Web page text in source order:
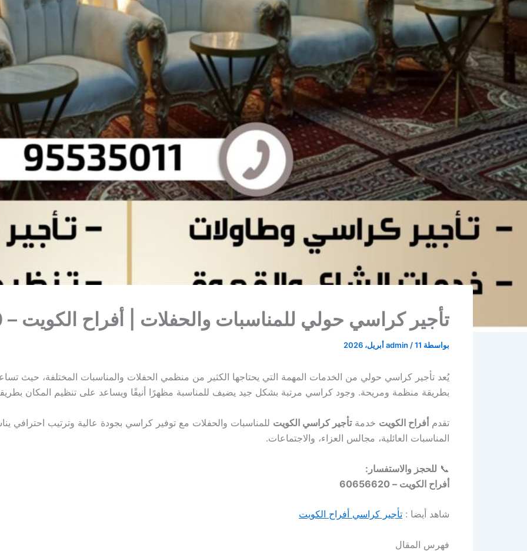
تأجير كراسي حولي للمناسبات والحفلات | أفراح الكويت – 60656620
بواسطة admin /11 أبريل، 2026
يُعد تأجير كراسي حولي من الخدمات المهمة التي يحتاجها الكثير من منظمي الحفلات والمناسبات المختلفة، حيث
بطريقة منظمة ومريحة. وجود كراسي مرتبة بشكل جيد يضيف للمناسبة مظهرًا أنيقًا ويساعد على تنظيم المكان
تقدم أفراح الكويت خدمةتأجير كراسي الكويت للمناسبات والحفلات مع توفير كراسي بجودة عالية وترتيب احترافي
المناسبات العائلية، مجالس العزاء، والاجتماعات.
📞 للحجز والاستفسار:
أفراح الكويت – 60656620
شاهد أيضا : تأجير كراسي أفراح الكويت
فهرس المقال